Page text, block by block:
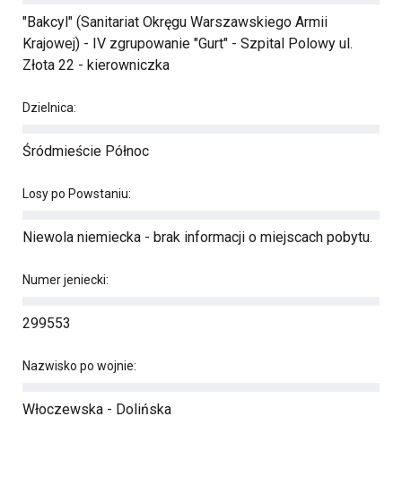
"Bakcyl" (Sanitariat Okręgu Warszawskiego Armii
Krajowej) - IV zgrupowanie "Gurt" - Szpital Polowy ul.
Złota 22 - kierowniczka
Dzielnica:
Śródmieście Północ
Losy po Powstaniu:
Niewola niemiecka - brak informacji o miejscach pobytu.
Numer jeniecki:
299553
Nazwisko po wojnie:
Włoczewska - Dolińska